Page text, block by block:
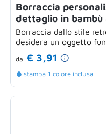
Borraccia
dettaglio in bambù
Borraccia dallo stile
desidera un oggetto
da € 3,91
stampa 1 colore inclusa